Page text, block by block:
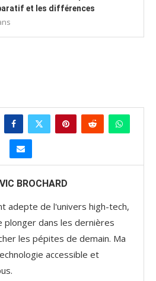
et les différences
BROCHARD
adepte de l'univers high-tech,
plonger dans les dernières
les pépites de demain. Ma
accessible et